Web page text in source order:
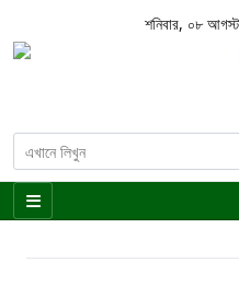
শনিবার, ০৮